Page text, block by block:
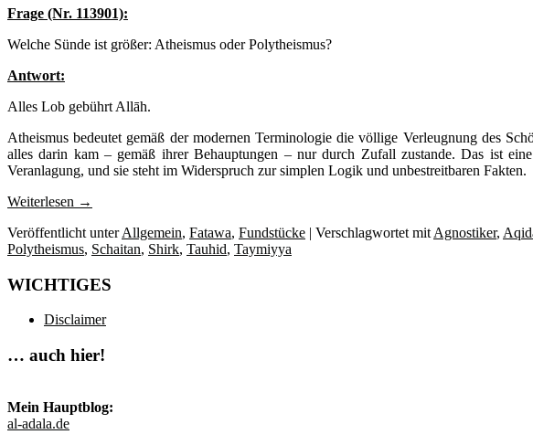
Frage (Nr. 113901):
Welche Sünde ist größer: Atheismus oder Polytheismus?
Antwort:
Alles Lob gebührt Allāh.
Atheismus bedeutet gemäß der modernen Terminologie die völlige Verleugnung des
alles darin kam – gemäß ihrer Behauptungen – nur durch Zufall zustande. Das ist
Veranlagung, und sie steht im Widerspruch zur simplen Logik und unbestreitbaren Fakten.
Weiterlesen →
Veröffentlicht unter Allgemein, Fatawa, Fundstücke | Verschlagwortet mit Agnostiker,
Polytheismus, Schaitan, Shirk, Tauhid, Taymiyya
WICHTIGES
Disclaimer
… auch hier!
Mein Hauptblog:
al-adala.de